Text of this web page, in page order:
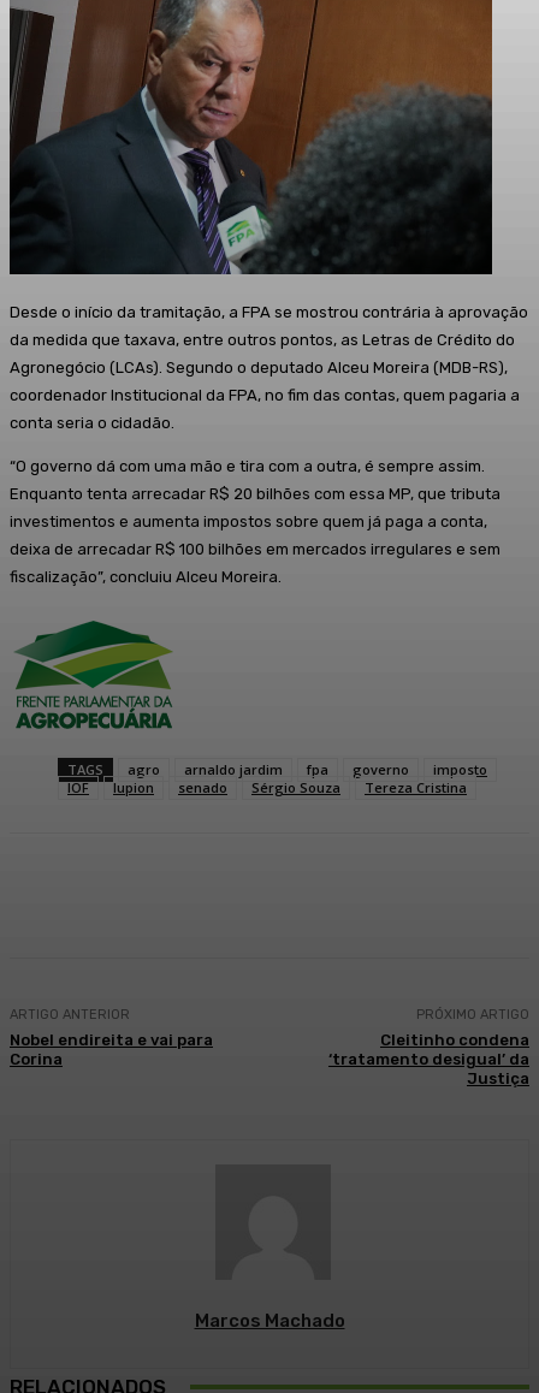
Desde o início da tramitação, a FPA se mostrou contrária à aprovação
da medida que taxava, entre outros pontos, as Letras de Crédito do
Agronegócio (LCAs). Segundo o deputado Alceu Moreira (MDB-RS),
coordenador Institucional da FPA, no fim das contas, quem pagaria a
conta seria o cidadão.
“O governo dá com uma mão e tira com a outra, é sempre assim.
Enquanto tenta arrecadar R$ 20 bilhões com essa MP, que tributa
investimentos e aumenta impostos sobre quem já paga a conta,
deixa de arrecadar R$ 100 bilhões em mercados irregulares e sem
fiscalização”, concluiu Alceu Moreira.
TAGS agro arnaldo jardim fpa governo
imposto
IOF
lupion senado Sérgio Souza Tereza Cristina
ARTIGO ANTERIOR
Nobel endireita e vai para
Corina
PRÓXIMO ARTIGO
Cleitinho condena
‘tratamento desigual’ da
Justiça
Marcos Machado
RELACIONADOS